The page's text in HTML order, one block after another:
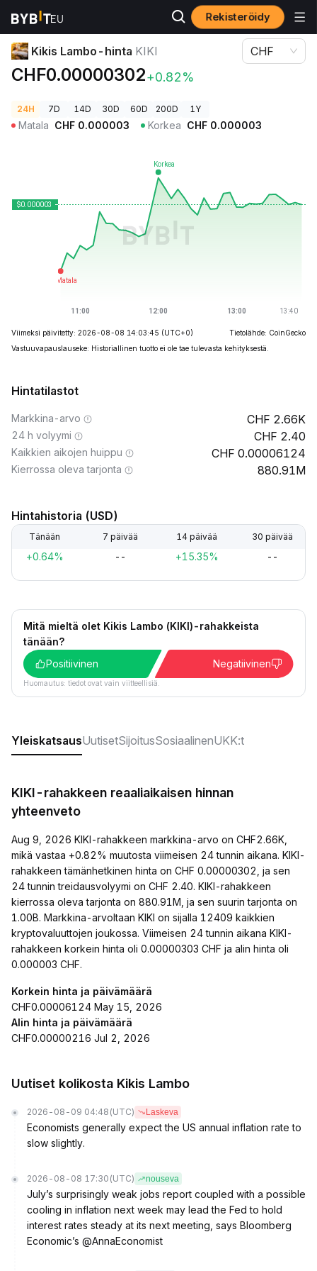
Rekisteröidy
Kryptohinnat
Kikis Lambo-hinta KIKI
CHF0.00000302+0.82%
CHF
24H 7D 14D 30D 60D 200D 1Y
Matala CHF 0.000003 Korkea CHF 0.000003
Viimeksi päivitetty: 2026-08-08 14:03:45 (UTC+0)
Tietolähde: CoinGecko
Vastuuvapauslauseke: Historiallinen tuotto ei ole tae tulevasta kehityksestä.
Hintatilastot
Markkina-arvo 2.66K
24 h volyymi 2.40
Kaikkien aikojen huippu 0.00006124
Kierrossa oleva tarjonta 880.91M
Hintahistoria (USD)
Tänään 7 päivää 14 päivää 30 päivää
+0.64% -- +15.35% --
Mitä mieltä olet Kikis Lambo (KIKI)-rahakkeista
tänään?
Positiivinen
Negatiivinen
Huomautus: tiedot ovat vain viitteellisiä.
YleiskatsausUutisetSijoitusSosiaalinenUKK:t
KIKI-rahakkeen reaaliaikaisen hinnan
yhteenveto
Aug 9, 2026 KIKI-rahakkeen markkina-arvo on CHF2.66K,
mikä vastaa +0.82% muutosta viimeisen 24 tunnin aikana. KIKI-
rahakkeen tämänhetkinen hinta on CHF 0.00000302, ja sen
24 tunnin treidausvolyymi on CHF 2.40. KIKI-rahakkeen
kierrossa oleva tarjonta on 880.91M, ja sen suurin tarjonta on
1.00B. Markkina-arvoltaan KIKI on sijalla 12409 kaikkien
kryptovaluuttojen joukossa. Viimeisen 24 tunnin aikana KIKI-
rahakkeen korkein hinta oli 0.00000303 CHF ja alin hinta oli
0.000003 CHF.
Korkein hinta ja päivämäärä
CHF0.00006124 May 15, 2026
Alin hinta ja päivämäärä
CHF0.00000216 Jul 2, 2026
Uutiset kolikosta Kikis Lambo
2026-08-09 04:48 (UTC) Laskeva
Economists generally expect the US annual inflation rate to
slow slightly.
2026-08-08 17:30 (UTC) nouseva
July’s surprisingly weak jobs report coupled with a possible
cooling in inflation next week may lead the Fed to hold
interest rates steady at its next meeting, says Bloomberg
Economic’s @AnnaEconomist